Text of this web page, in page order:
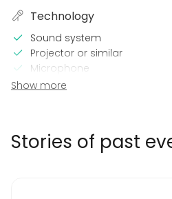
Technology
Sound system
Projector or similar
Microphone
Wi-Fi
In the venue
Show more
Stories of past